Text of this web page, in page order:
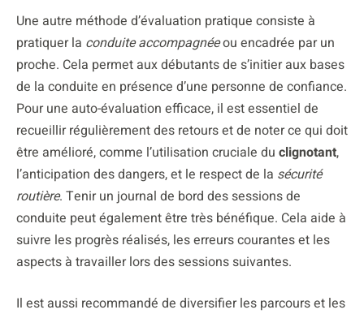
Une autre méthode d’évaluation pratique consiste à
pratiquer la conduite accompagnéeou encadrée par un
proche. Cela permet aux débutants de s’initier aux bases
de la conduite en présence d’une personne de confiance.
Pour une auto-évaluation efficace, il est essentiel de
recueillir régulièrement des retours et de noter ce qui doit
être amélioré, comme l’utilisation cruciale du clignotant,
l’anticipation des dangers, et le respect de la sécurité
routière. Tenir un journal de bord des sessions de
conduite peut également être très bénéfique. Cela aide à
suivre les progrès réalisés, les erreurs courantes et les
aspects à travailler lors des sessions suivantes.
Il est aussi recommandé de diversifier les parcours et les